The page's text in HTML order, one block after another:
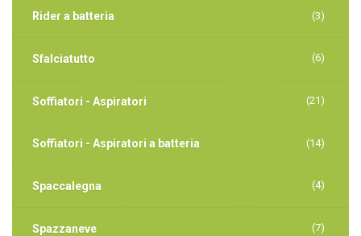
Rider a batteria (3)
Sfalciatutto (6)
Soffiatori - Aspiratori (21)
Soffiatori - Aspiratori a batteria (14)
Spaccalegna (4)
Spazzaneve (7)